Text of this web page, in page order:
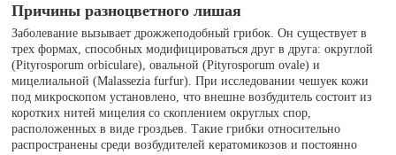
Причины разноцветного лишая
Заболевание вызывает дрожжеподобный грибок. Он существует в
трех формах, способных модифицироваться друг в друга: округлой
(Pityrosporum orbiculare), овальной (Pityrosporum ovale) и
мицелиальной (Malassezia furfur). При исследовании чешуек кожи
под микроскопом установлено, что внешне возбудитель состоит из
коротких нитей мицелия со скоплением округлых спор,
расположенных в виде гроздьев. Такие грибки относительно
распространены среди возбудителей кератомикозов и постоянно